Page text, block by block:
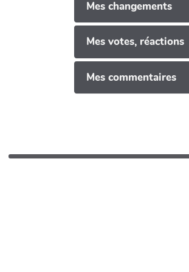
Mes changements
Mes votes, réactions
Mes commentaires